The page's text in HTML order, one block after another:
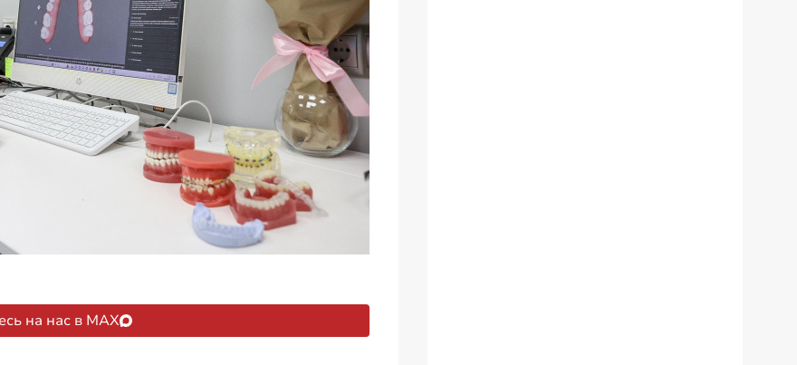
на нас в MAX